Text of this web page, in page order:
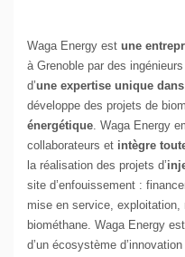
Waga Energy est une
à Grenoble par des
d’une expertise unique
développe des projets de
énergétique. Waga Energy
collaborateurs et intègre
la réalisation des projets d’
site d’enfouissement :
mise en service,
biométhane. Waga Energy
d’un écosystème